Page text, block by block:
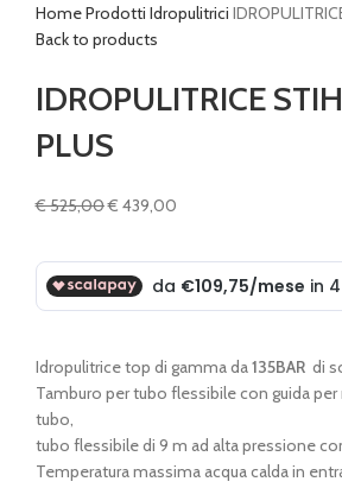
HomeProdotti Idropulitrici
Back to products
IDROPULITRICE
PLUS
€525,00Il
era:
€ 525,00.
€ 439,00
è:
€ 439,00.
Idropulitrice top di gamma da135BAR di
Tamburo per tubo flessibile con guida
tubo,
tubo flessibile di 9 m ad alta pressione
Temperatura massima acqua calda in